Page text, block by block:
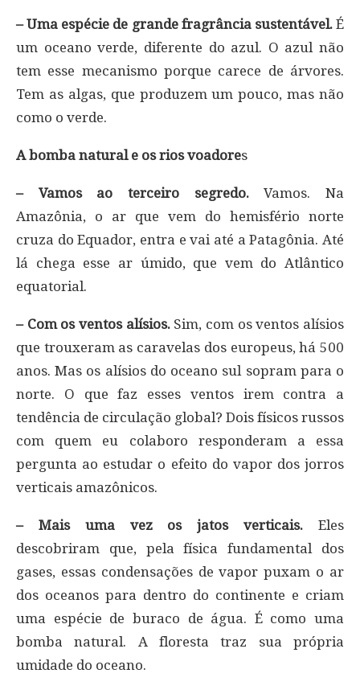
– Uma espécie de grande fragrância sustentável.É
um oceano verde, diferente do azul. O azul não
tem esse mecanismo porque carece de árvores.
Tem as algas, que produzem um pouco, mas não
como o verde.
A bomba natural e os rios voadores
– Vamos ao terceiro segredo.Vamos. Na
Amazônia, o ar que vem do hemisfério norte
cruza do Equador, entra e vai até a Patagônia. Até
lá chega esse ar úmido, que vem do Atlântico
equatorial.
– Com os ventos alísios.Sim, com os ventos alísios
que trouxeram as caravelas dos europeus, há 500
anos. Mas os alísios do oceano sul sopram para o
norte. O que faz esses ventos irem contra a
tendência de circulação global? Dois físicos russos
com quem eu colaboro responderam a essa
pergunta ao estudar o efeito do vapor dos jorros
verticais amazônicos.
– Mais uma vez os jatos verticais. Eles
descobriram que, pela física fundamental dos
gases, essas condensações de vapor puxam o ar
dos oceanos para dentro do continente e criam
uma espécie de buraco de água. É como uma
bomba natural. A floresta traz sua própria
umidade do oceano.